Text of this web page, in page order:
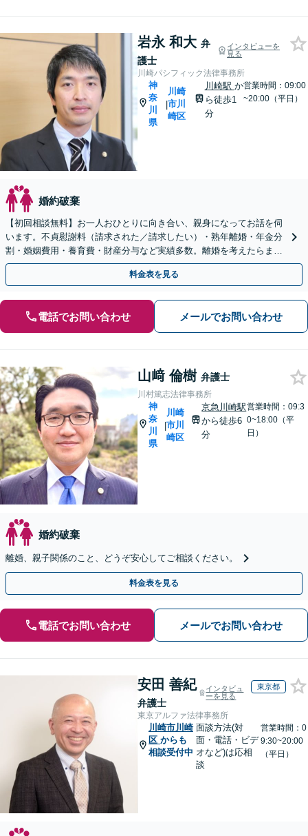
岩永 和大 弁
護士
インタビューを
見る
川崎パシフィック法律事務所
神
奈
川
県
|
川崎
市川
崎区
川崎駅 か
ら徒歩1
分
営業時間：09:00
~20:00（平日）
婚約破棄
【初回相談無料】お一人おひとりに向き合い、親身になってお話を伺
います。不貞慰謝料（請求された／請求したい）・熟年離婚・年金分
割・婚姻費用・養育費・財産分与など実績多数。離婚を考えたらまず
は弁護士にご相談ください。【川崎駅徒歩1分】
料金表を見る
電話でお問い合わせ メールでお問い合わせ
山﨑 倫樹 弁護士
川村篤志法律事務所
神
奈
川
県
|
川崎
市川
崎区
京急川崎駅
から徒歩6
分
営業時間：09:3
0~18:00（平
日）
婚約破棄
離婚、親子関係のこと、どうぞ安心してご相談ください。
料金表を見る
電話でお問い合わせ メールでお問い合わせ
安田 善紀
弁護士
インタビュ
ーを見る
東京都
東京アルファ法律事務所
川崎市川崎
区 からも
相談受付中
面談方法(対
面・電話・ビデ
オなど)は応相
談
営業時間：0
9:30~20:00
（平日）